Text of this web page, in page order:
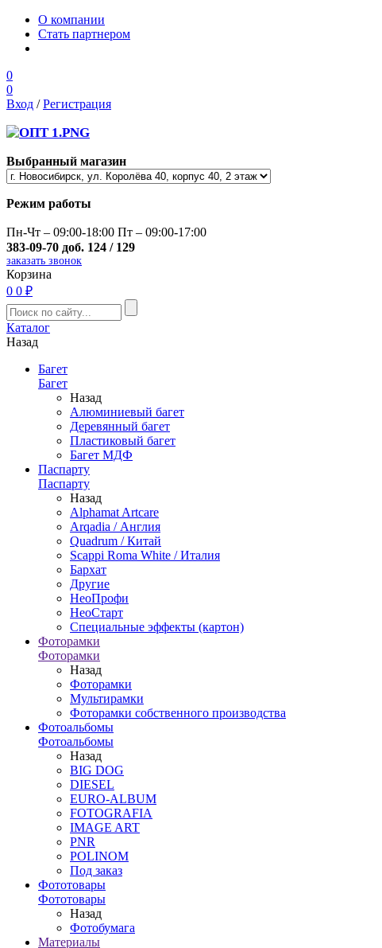
О компании
Стать партнером
0
0
Вход /Регистрация
Выбранный магазин
Режим работы
Пн-Чт – 09:00-18:00 Пт – 09:00-17:00
383-09-70 доб. 124 / 129
заказать звонок
Корзина
0 0 ₽
Каталог
Назад
Багет
Багет
Назад
Алюминиевый багет
Деревянный багет
Пластиковый багет
Багет МДФ
Паспарту
Паспарту
Назад
Alphamat Artcare
Arqadia / Англия
Quadrum / Китай
Scappi Roma White / Италия
Бархат
Другие
НеоПрофи
НеоСтарт
Специальные эффекты (картон)
Фоторамки
Фоторамки
Назад
Фоторамки
Мультирамки
Фоторамки собственного производства
Фотоальбомы
Фотоальбомы
Назад
BIG DOG
DIESEL
EURO-ALBUM
FOTOGRAFIA
IMAGE ART
PNR
POLINOM
Под заказ
Фототовары
Фототовары
Назад
Фотобумага
Материалы